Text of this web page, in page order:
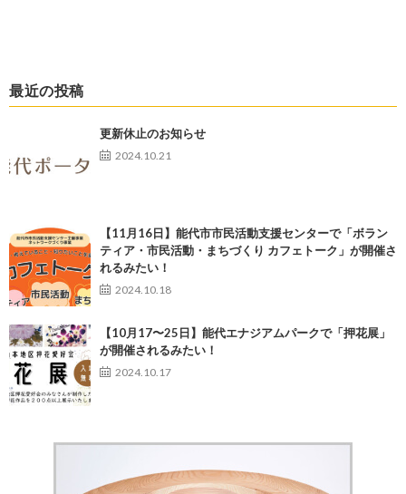
最近の投稿
更新休止のお知らせ
2024.10.21
【11月16日】能代市市民活動支援センターで「ボラン
ティア・市民活動・まちづくり カフェトーク」が開催さ
れるみたい！
2024.10.18
【10月17〜25日】能代エナジアムパークで「押花展」
が開催されるみたい！
2024.10.17